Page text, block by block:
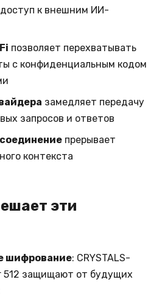
к внешним ИИ-
позволяет перехватывать
с конфиденциальным кодом
замедляет передачу
запросов и ответов
прерывает
контекста
эти
шифрование: CRYSTALS-
512 защищают от будущих